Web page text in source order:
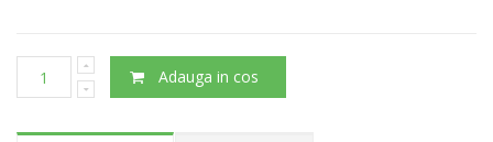
Adauga in cos